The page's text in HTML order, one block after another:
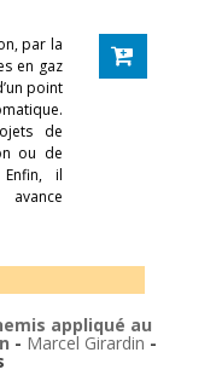
par la
en gaz
point
de
ou de
il
appliqué au
- Marcel Girardin -